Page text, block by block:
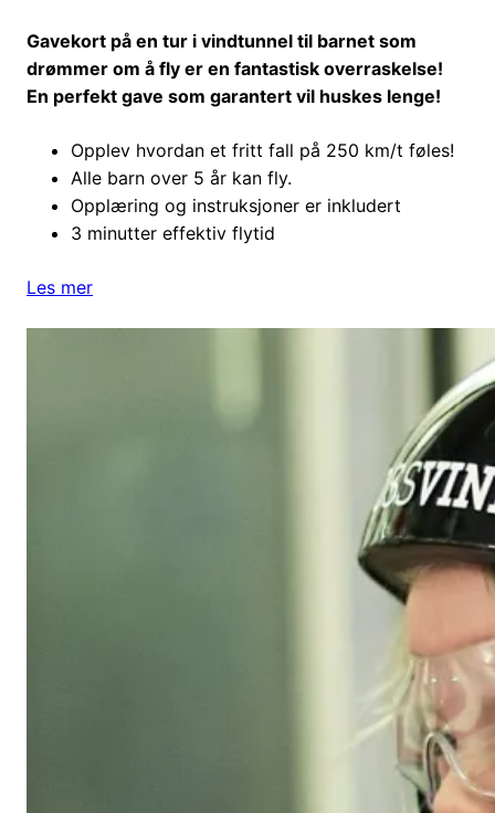
Gavekort på en tur i vindtunnel til barnet som
drømmer om å fly er en fantastisk overraskelse!
En perfekt gave som garantert vil huskes lenge!
Opplev hvordan et fritt fall på 250 km/t føles!
Alle barn over 5 år kan fly.
Opplæring og instruksjoner er inkludert
3 minutter effektiv flytid
Les mer